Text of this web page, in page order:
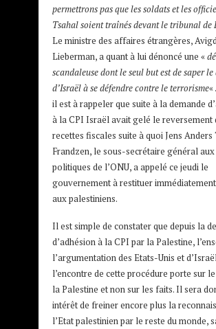
permettrons pas que les soldats et les
Tsahal soient traînés devant le tribunal de
Le ministre des affaires étrangères,
Lieberman, a quant à lui dénoncé une «
scandaleuse dont le seul but est de saper
d’Israël à se défendre contre le terrorisme«
il est à rappeler que suite à la demande
à la CPI Israël avait gelé le reversement
recettes fiscales suite à quoi Jens
Frandzen, le sous-secrétaire général
politiques de l’ONU, a appelé ce jeudi le
gouvernement à restituer
aux palestiniens.
Il est simple de constater que depuis la
d’adhésion à la CPI par la Palestine,
l’argumentation des Etats-Unis et
l’encontre de cette procédure porte sur
la Palestine et non sur les faits. Il sera
intérêt de freiner encore plus la
l’Etat palestinien par le reste du monde,